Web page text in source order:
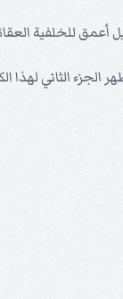
للخلفية
الجزء الثاني